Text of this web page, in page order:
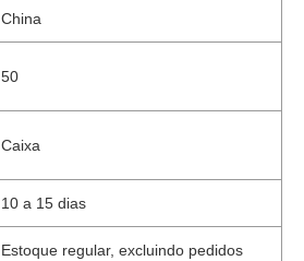
China
50
Caixa
10 a 15 dias
Estoque regular, excluindo pedidos